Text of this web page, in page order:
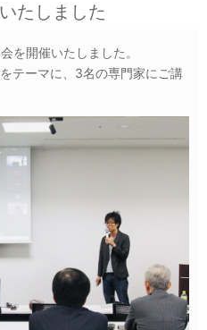
たしました
を開催いたしました。
テーマに、3名の専門家にご講